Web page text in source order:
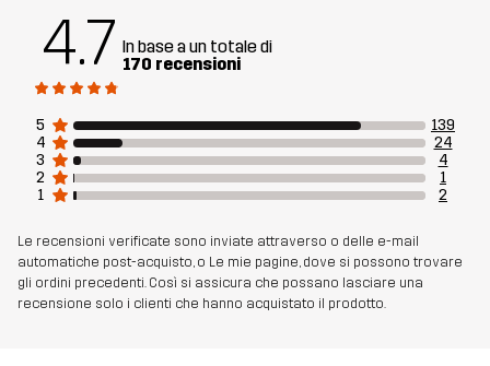
Fodera 92% Poliestere (Riciclato), 8% Elastan
Numero di
articolo
14220_2593
4.7 In base a un totale di
170 recensioni
5
139
4
24
3
4
2
1
1
2
Le recensioni verificate sono inviate attraverso o delle e-mail
automatiche post-acquisto, o Le mie pagine, dove si possono trovare
gli ordini precedenti. Così si assicura che possano lasciare una
recensione solo i clienti che hanno acquistato il prodotto.